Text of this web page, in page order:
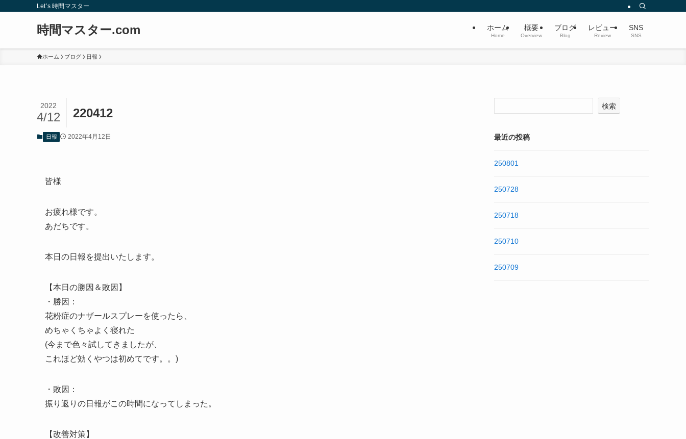
Let’s 時間マスター
時間マスター.com ホーム
Home
概要
Overview
ブログ
Blog
レビュー
Review
SNS
SNS
ホーム ブログ 日報
220412
2022
4/12
日報 2022年4月12日
皆様
お疲れ様です。
あだちです。
本日の日報を提出いたします。
【本日の勝因＆敗因】
・勝因：
花粉症のナザールスプレーを使ったら、
めちゃくちゃよく寝れた
(今まで色々試してきましたが、
これほど効くやつは初めてです。。)
・敗因：
振り返りの日報がこの時間になってしまった。
【改善対策】
検索
最近の投稿
250801
250728
250718
250710
250709